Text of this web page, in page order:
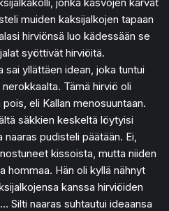
muiden kaksijalkojen tapaan
hirviönsä luo kädessään se
syöttivät hirviöitä.
sai yllättäen idean, joka tuntui
Tämä hirviö oli
eli Kallan menosuuntaan.
säkkien keskeltä löytyisi
pudisteli päätään. Ei,
kissoista, mutta niiden
hommaa. Hän oli kyllä nähnyt
kanssa hirviöiden
Silti naaras suhtautui ideaansa